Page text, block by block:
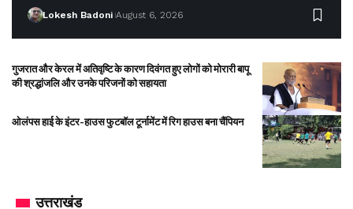
Lokesh Badoni August 6, 2026
गुजरात और केरल में अतिवृष्टि के कारण दिवंगत हुए लोगों को मोरारी बापू
की श्रद्धांजलि और उनके परिजनों को सहायता
ओलंपस हाई के इंटर-हाउस फुटबॉल टूर्नामेंट में रिग हाउस बना चैंपियन
उत्तराखंड